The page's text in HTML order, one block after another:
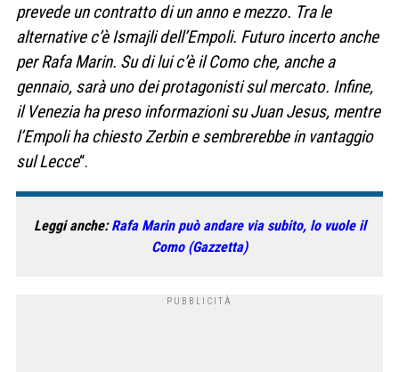
prevede un contratto di un anno e mezzo. Tra le
alternative c’è Ismajli dell’Empoli. Futuro incerto anche
per Rafa Marin. Su di lui c’è il Como che, anche a
gennaio, sarà uno dei protagonisti sul mercato. Infine,
il Venezia ha preso informazioni su Juan Jesus, mentre
l’Empoli ha chiesto Zerbin e sembrerebbe in vantaggio
sul Lecce“.
Leggi anche:Rafa Marin può andare via subito, lo vuole il
Como (Gazzetta)